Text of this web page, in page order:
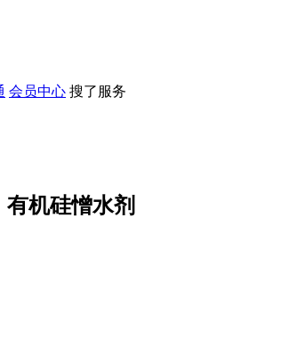
会员中心 搜了服务
机硅憎水剂